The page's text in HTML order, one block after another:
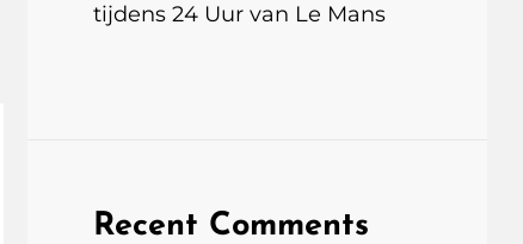
tijdens 24 Uur van Le Mans
Recent Comments